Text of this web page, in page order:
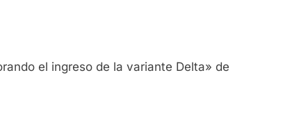
el ingreso de la variante Delta» de